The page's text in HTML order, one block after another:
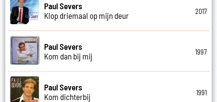
Paul Severs
Klop driemaal op mijn deur
2017
Paul Severs
Kom dan bij mij
1997
Paul Severs
Kom dichterbij
1991